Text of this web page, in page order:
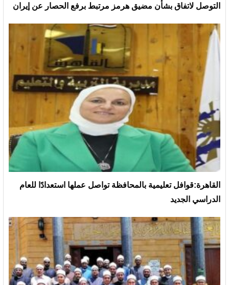
التوصل لاتفاق بشأن مضيق هرمز مرتبط برفع الحصار عن إيران
القاهرة:قوافل تعليمية بالمحافظة تواصل عملها استعدادًا للعام
الدراسي الجديد